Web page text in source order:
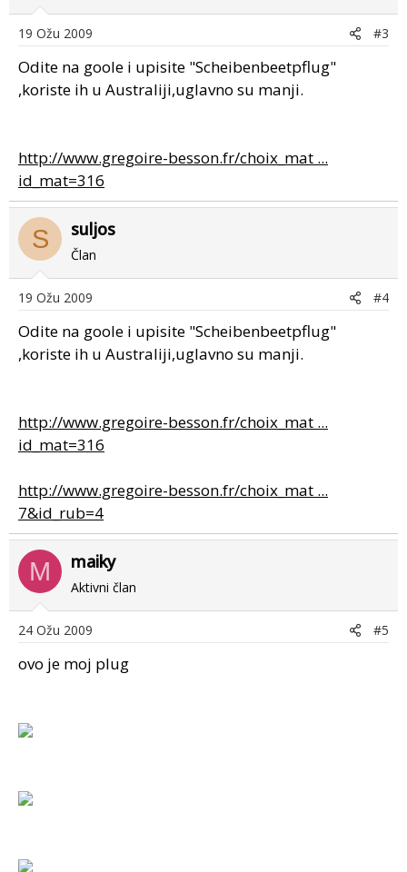
19 Ožu 2009 #3
Odite na goole i upisite "Scheibenbeetpflug"
,koriste ih u Australiji,uglavno su manji.
http://www.gregoire-besson.fr/choix_mat ...
id_mat=316
S suljos
Član
19 Ožu 2009 #4
Odite na goole i upisite "Scheibenbeetpflug"
,koriste ih u Australiji,uglavno su manji.
http://www.gregoire-besson.fr/choix_mat ...
id_mat=316
http://www.gregoire-besson.fr/choix_mat ...
7&id_rub=4
M maiky
Aktivni član
24 Ožu 2009 #5
ovo je moj plug